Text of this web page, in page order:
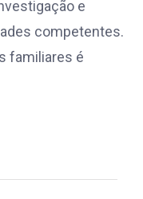
e
competentes.
familiares é